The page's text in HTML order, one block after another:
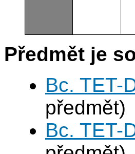
Předmět je
Bc. TET-
předmět)
Bc. TET-